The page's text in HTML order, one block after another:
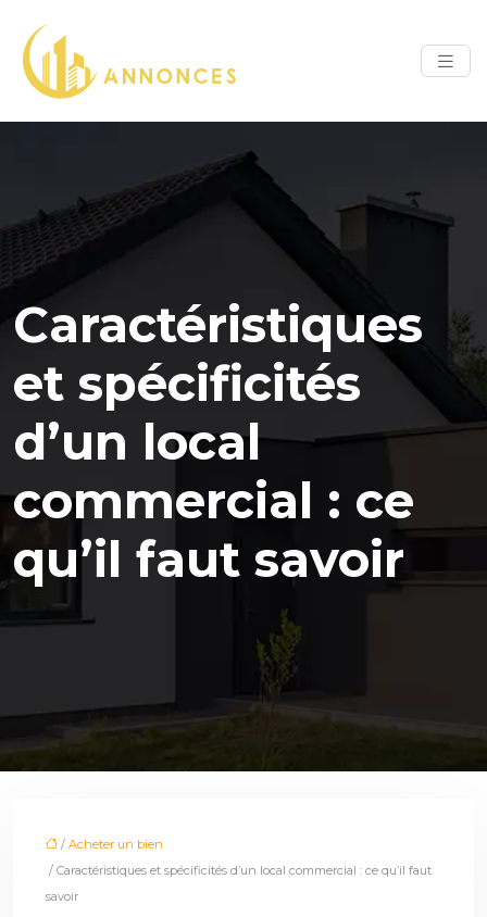
Caractéristiques
et spécificités
d’un local
commercial : ce
qu’il faut savoir
/ Acheter un bien
/ Caractéristiques et spécificités d’un local commercial : ce qu’il faut
savoir